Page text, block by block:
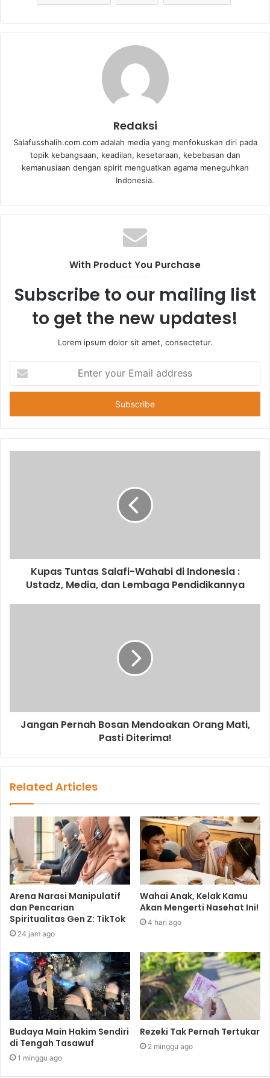
Redaksi
Salafusshalih.com.com adalah media yang menfokuskan diri pada
topik kebangsaan, keadilan, kesetaraan, kebebasan dan
kemanusiaan dengan spirit menguatkan agama meneguhkan
Indonesia.
With Product You Purchase
Subscribe to our mailing list
to get the new updates!
Lorem ipsum dolor sit amet, consectetur.
t
r
y
Kupas Tuntas Salafi-Wahabi di Indonesia :
Ustadz, Media, dan Lembaga Pendidikannya
Jangan Pernah Bosan Mendoakan Orang Mati,
Pasti Diterima!
Related Articles
Arena Narasi Manipulatif
dan Pencarian
Spiritualitas Gen Z: TikTok
24 jam ago
Wahai Anak, Kelak Kamu
Akan Mengerti Nasehat Ini!
4 hari ago
Budaya Main Hakim Sendiri
di Tengah Tasawuf
1 minggu ago
Rezeki Tak Pernah Tertukar
2 minggu ago